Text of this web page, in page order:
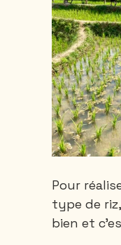
Pour
type de
bien et